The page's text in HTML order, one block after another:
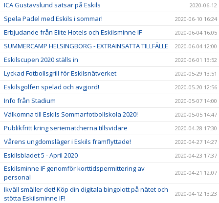
ICA Gustavslund satsar på Eskils 2020-06-12
Spela Padel med Eskils i sommar! 2020-06-10 16:24
Erbjudande från Elite Hotels och Eskilsminne IF 2020-06-04 16:05
SUMMERCAMP HELSINGBORG - EXTRAINSATTA TILLFÄLLE 2020-06-04 12:00
Eskilscupen 2020 ställs in 2020-06-01 13:52
Lyckad Fotbollsgrill för Eskilsnätverket 2020-05-29 13:51
Eskilsgolfen spelad och avgjord! 2020-05-20 12:56
Info från Stadium 2020-05-07 14:00
Välkomna till Eskils Sommarfotbollskola 2020! 2020-05-05 14:47
Publikfritt kring seriematcherna tillsvidare 2020-04-28 17:30
Vårens ungdomsläger i Eskils framflyttade! 2020-04-27 14:27
Eskilsbladet 5 - April 2020 2020-04-23 17:37
Eskilsminne IF genomför korttidspermittering av
personal
2020-04-21 12:07
Ikväll smäller det! Köp din digitala bingolott på nätet och
stötta Eskilsminne IF!
2020-04-12 13:23